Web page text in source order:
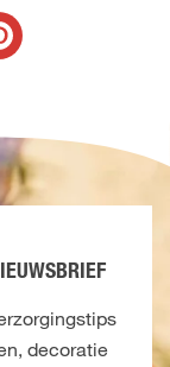
decoratie